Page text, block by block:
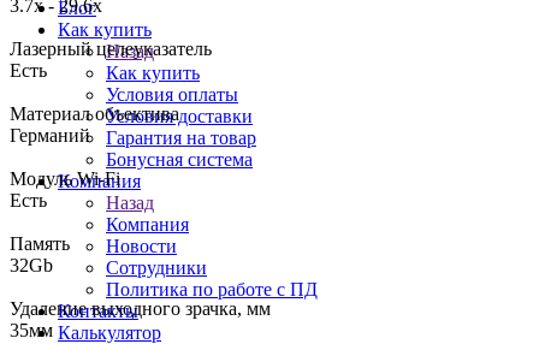
Блог
Как купить
Назад
Как купить
Условия оплаты
Условия доставки
Гарантия на товар
Бонусная система
Компания
Назад
Компания
Новости
Сотрудники
Политика по работе с ПД
Контакты
Калькулятор
3.7x - 29.6x
Лазерный целеуказатель
Есть
Материал объектива
Германий
Модуль Wi-Fi
Есть
Память
32Gb
Удаление выходного зрачка, мм
35мм